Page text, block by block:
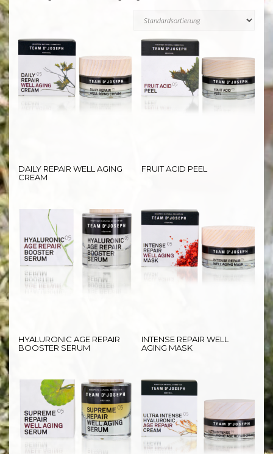
DAILY REPAIR WELL AGING
CREAM
FRUIT ACID PEEL
HYALURONIC AGE REPAIR
BOOSTER SERUM
INTENSE REPAIR WELL
AGING MASK